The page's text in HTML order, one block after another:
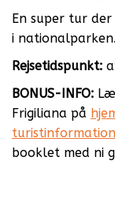
En super tur
i nationalparken.
Rejsetidspunkt:
BONUS-INFO:
Frigiliana på
turistinformation
booklet med ni